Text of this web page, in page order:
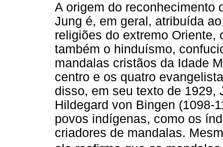
A origem do reconhecimento
Jung é, em geral, atribuída
religiões do extremo Oriente,
também o hinduísmo,
mandalas cristãos da Idade
centro e os quatro
disso, em seu texto de
Hildegard von Bingen (1098-
povos indígenas, como os
criadores de mandalas.